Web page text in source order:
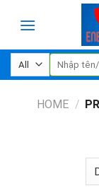
Search
for:
HOME /